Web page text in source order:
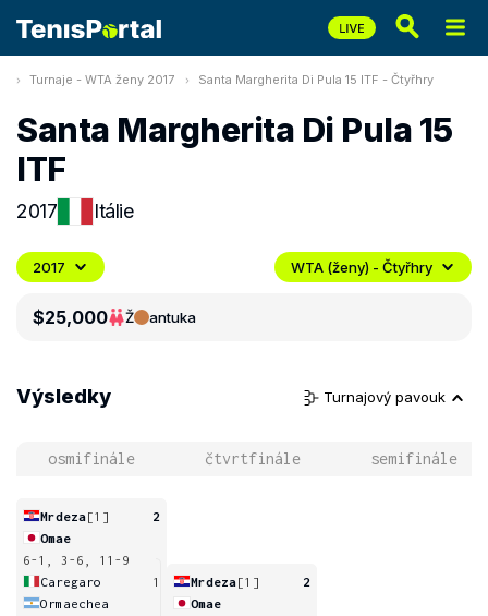
Turnaje - WTA ženy 2017 Santa Margherita Di Pula 15 ITF - Čtyřhry
Santa Margherita Di Pula 15
ITF
2017 Itálie
2017 WTA (ženy) - Čtyřhry
$25,000 Ž antuka
Výsledky Turnajový pavouk
osmifinále čtvrtfinále semifinále
Mrdeza[1]
2
Omae
6-1, 3-6, 11-9
Caregaro
1
Ormaechea
Mrdeza[1]
2
Omae